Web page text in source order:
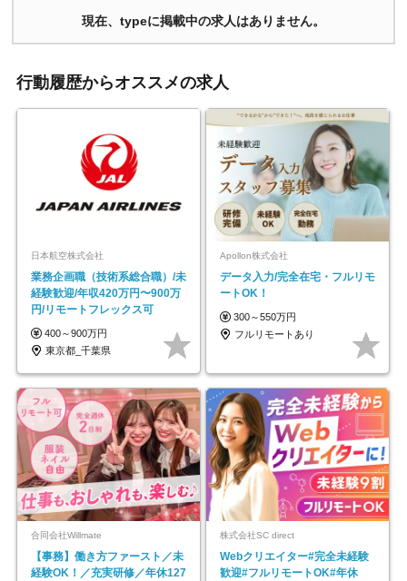
現在、typeに掲載中の求人はありません。
行動履歴からオススメの求人
日本航空株式会社
業務企画職（技術系総合職）/未
経験歓迎/年収420万円〜900万
円/リモートフレックス可
400～900万円
東京都_千葉県
Apollon株式会社
データ入力/完全在宅・フルリモ
ートOK！
300～550万円
フルリモートあり
合同会社Willmate
【事務】働き方ファースト／未
経験OK！／充実研修／年休127
株式会社SC direct
Webクリエイター#完全未経験
歓迎#フルリモートOK#年休